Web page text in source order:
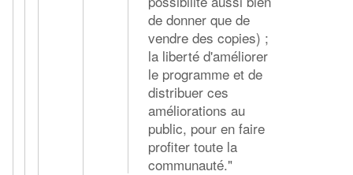
de donner que de
vendre des copies) ;
la liberté d'améliorer
le programme et de
distribuer ces
améliorations au
public, pour en faire
profiter toute la
communauté."